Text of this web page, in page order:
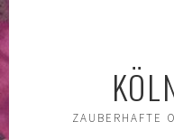
zum
Inhalt
ZAUBERHAFTE